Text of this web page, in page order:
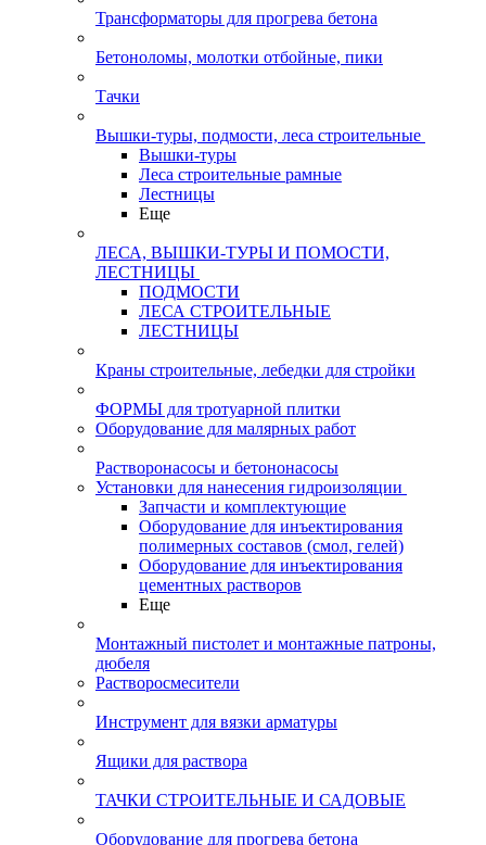
Трансформаторы для прогрева бетона
Бетоноломы, молотки отбойные, пики
Тачки
Вышки-туры, подмости, леса строительные
Вышки-туры
Леса строительные рамные
Лестницы
Еще
ЛЕСА, ВЫШКИ-ТУРЫ И ПОМОСТИ,
ЛЕСТНИЦЫ
ПОДМОСТИ
ЛЕСА СТРОИТЕЛЬНЫЕ
ЛЕСТНИЦЫ
Краны строительные, лебедки для стройки
ФОРМЫ для тротуарной плитки
Оборудование для малярных работ
Растворонасосы и бетононасосы
Установки для нанесения гидроизоляции
Запчасти и комплектующие
Оборудование для инъектирования
полимерных составов (смол, гелей)
Оборудование для инъектирования
цементных растворов
Еще
Монтажный пистолет и монтажные патроны,
дюбеля
Растворосмесители
Инструмент для вязки арматуры
Ящики для раствора
ТАЧКИ СТРОИТЕЛЬНЫЕ И САДОВЫЕ
Оборудование для прогрева бетона